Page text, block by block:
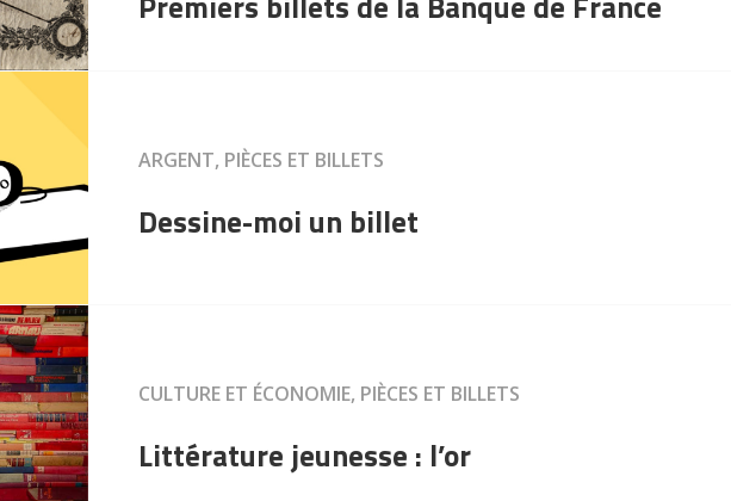
ARGENT, PIÈCES ET BILLETS
Dessine-moi un billet
CULTURE ET ÉCONOMIE, PIÈCES ET BILLETS
Littérature jeunesse : l’or